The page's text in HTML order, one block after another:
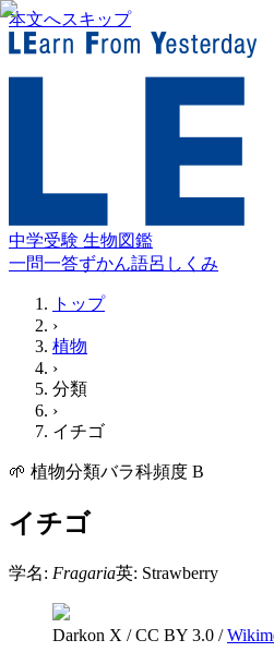
本文へスキップ
中学受験 生物図鑑
一問一答ずかん語呂 しくみ
トップ
›
植物
›
分類
›
イチゴ
🌱 植物分類バラ科頻度 B
イチゴ
学名: Fragaria英: Strawberry
Darkon X /CC BY 3.0 /